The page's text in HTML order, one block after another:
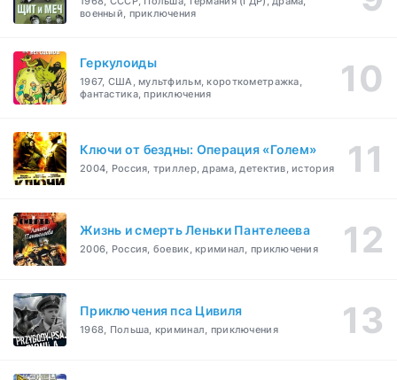
военный, приключения
Геркулоиды
1967, США, мультфильм, короткометражка,
фантастика, приключения
Ключи от бездны: Операция «Голем»
2004, Россия, триллер, драма, детектив, история
Жизнь и смерть Леньки Пантелеева
2006, Россия, боевик, криминал, приключения
Приключения пса Цивиля
1968, Польша, криминал, приключения